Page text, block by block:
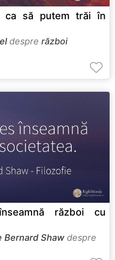
ca să putem trăi în
despre război
război cu
Bernard Shaw despre